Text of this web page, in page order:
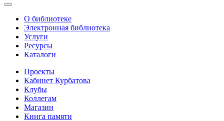
О библиотеке
Электронная библиотека
Услуги
Ресурсы
Каталоги
Проекты
Кабинет Курбатова
Клубы
Коллегам
Магазин
Книга памяти